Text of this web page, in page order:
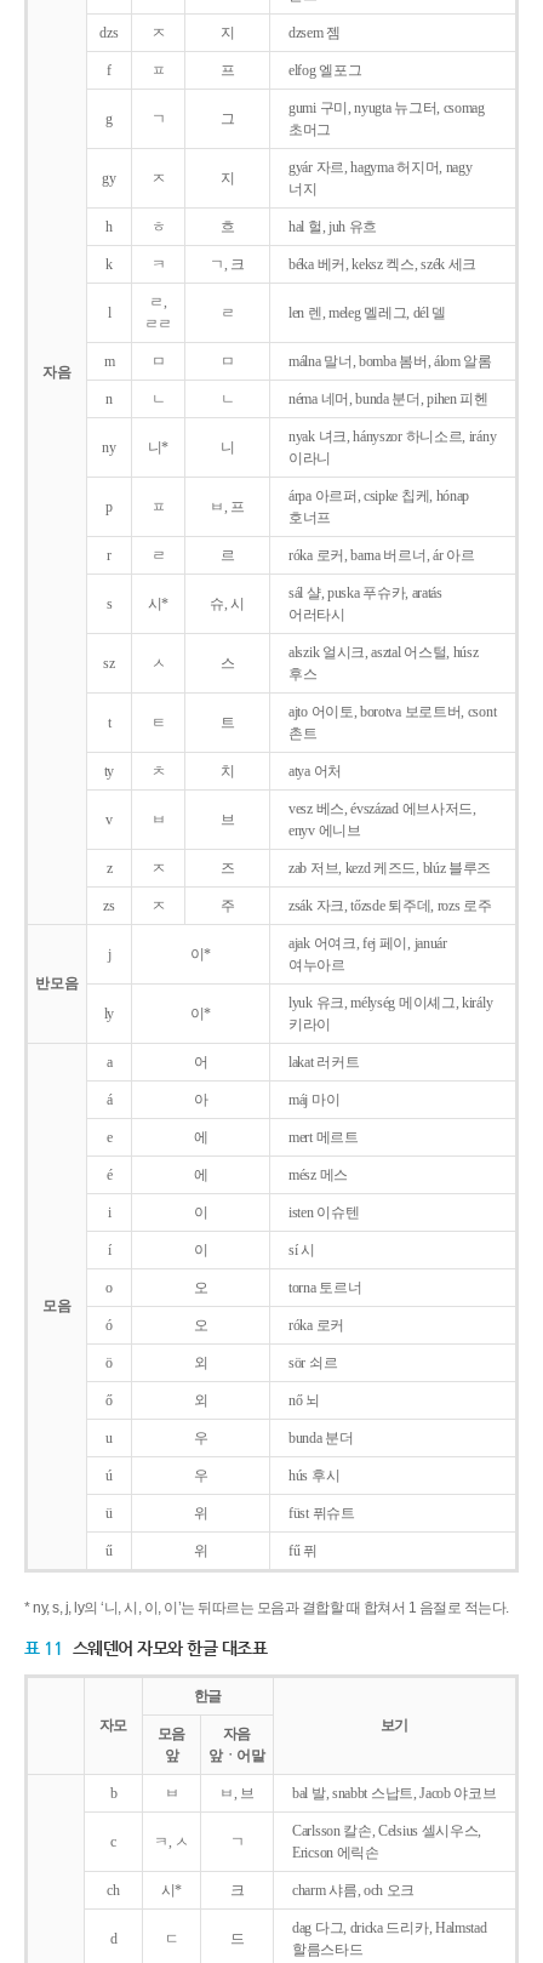
자음
dzs ㅈ 지 dzsem 젬
f ㅍ 프 elfog 엘포그
g ㄱ 그
gumi 구미, nyugta 뉴그터, csomag
초머그
gy ㅈ 지
gyár 자르, hagyma 허지머, nagy
너지
h ㅎ 흐 hal 헐, juh 유흐
k ㅋ ㄱ, 크 béka 베커, keksz 켁스, szék 세크
l
ㄹ,
ㄹㄹ
ㄹ len 렌, meleg 멜레그, dél 델
m ㅁ ㅁ málna 말너, bomba 봄버, álom 알롬
n ㄴ ㄴ néma 네머, bunda 분더, pihen 피헨
ny 니* 니
nyak 녀크, hányszor 하니소르, irány
이라니
p ㅍ ㅂ, 프
árpa 아르퍼, csipke 칩케, hónap
호너프
r ㄹ 르 róka 로커, barna 버르너, ár 아르
s 시* 슈, 시
sál 샬, puska 푸슈카, aratás
어러타시
sz ㅅ 스
alszik 얼시크, asztal 어스털, húsz
후스
t ㅌ 트
ajto 어이토, borotva 보로트버, csont
촌트
ty ㅊ 치 atya 어처
v ㅂ 브
vesz 베스, évszázad 에브사저드,
enyv 에니브
z ㅈ 즈 zab 저브, kezd 케즈드, blúz 블루즈
zs ㅈ 주 zsák 자크, tőzsde 퇴주데, rozs 로주
반모음
j 이*
ajak 어여크, fej 페이, január
여누아르
ly 이*
lyuk 유크, mélység 메이셰그, király
키라이
모음
a 어 lakat 러커트
á 아 máj 마이
e 에 mert 메르트
é 에 mész 메스
i 이 isten 이슈텐
í 이 sí 시
o 오 torna 토르너
ó 오 róka 로커
ö 외 sör 쇠르
ő 외 nő 뇌
u 우 bunda 분더
ú 우 hús 후시
ü 위 füst 퓌슈트
ű 위 fű 퓌
* ny, s, j, ly의 ‘니, 시, 이, 이’는 뒤따르는 모음과 결합할 때 합쳐서 1 음절로 적는다.
표 11 스웨덴어 자모와 한글 대조표
자모
한글
보기
모음
앞
자음
앞ㆍ어말
b ㅂ ㅂ, 브 bal 발, snabbt 스납트, Jacob 야코브
c ㅋ, ㅅ ㄱ
Carlsson 칼손, Celsius 셀시우스,
Ericson 에릭손
ch 시* 크 charm 샤름, och 오크
d ㄷ 드
dag 다그, dricka 드리카, Halmstad
할름스타드